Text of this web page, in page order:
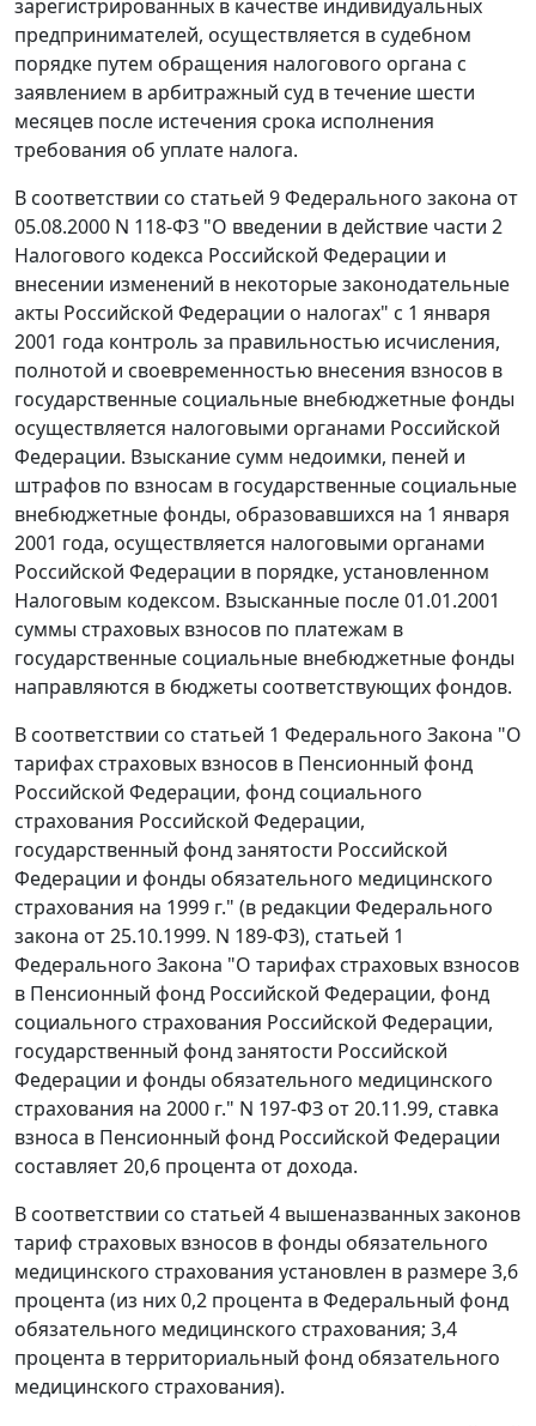
зарегистрированных в качестве индивидуальных
предпринимателей, осуществляется в судебном
порядке путем обращения налогового органа с
заявлением в арбитражный суд в течение шести
месяцев после истечения срока исполнения
требования об уплате налога.
В соответствии со статьей 9Федерального закона от
05.08.2000 N 118-ФЗ "О введении в действие части 2
Налогового кодекса Российской Федерации и
внесении изменений в некоторые законодательные
акты Российской Федерации о налогах" с 1 января
2001 года контроль за правильностью исчисления,
полнотой и своевременностью внесения взносов в
государственные социальные внебюджетные фонды
осуществляется налоговыми органами Российской
Федерации. Взыскание сумм недоимки, пеней и
штрафов по взносам в государственные социальные
внебюджетные фонды, образовавшихся на 1 января
2001 года, осуществляется налоговыми органами
Российской Федерации в порядке, установленном
Налоговым кодексом. Взысканные после 01.01.2001
суммы страховых взносов по платежам в
государственные социальные внебюджетные фонды
направляются в бюджеты соответствующих фондов.
В соответствии со статьей 1 Федерального Закона "О
тарифах страховых взносов в Пенсионный фонд
Российской Федерации, фонд социального
страхования Российской Федерации,
государственный фонд занятости Российской
Федерации и фонды обязательного медицинского
страхования на 1999 г." (в редакции Федерального
закона от 25.10.1999. N 189-ФЗ), статьей 1
Федерального Закона "О тарифах страховых взносов
в Пенсионный фонд Российской Федерации, фонд
социального страхования Российской Федерации,
государственный фонд занятости Российской
Федерации и фонды обязательного медицинского
страхования на 2000 г." N 197-ФЗ от 20.11.99, ставка
взноса в Пенсионный фонд Российской Федерации
составляет 20,6 процента от дохода.
В соответствии со статьей 4 вышеназванных законов
тариф страховых взносов в фонды обязательного
медицинского страхования установлен в размере 3,6
процента (из них 0,2 процента в Федеральный фонд
обязательного медицинского страхования; 3,4
процента в территориальный фонд обязательного
медицинского страхования).